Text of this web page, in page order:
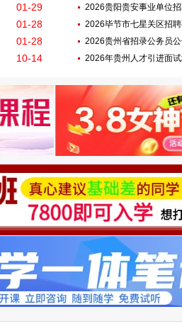
人|2.2-2.6报名|3.28-29笔
01-29 2026贵阳贵安事业单位
01-28
2026毕节市七星关区招
名|3.29笔试）
01-28 2026贵州省招录公务员
10-14 2026年贵州人才引进面